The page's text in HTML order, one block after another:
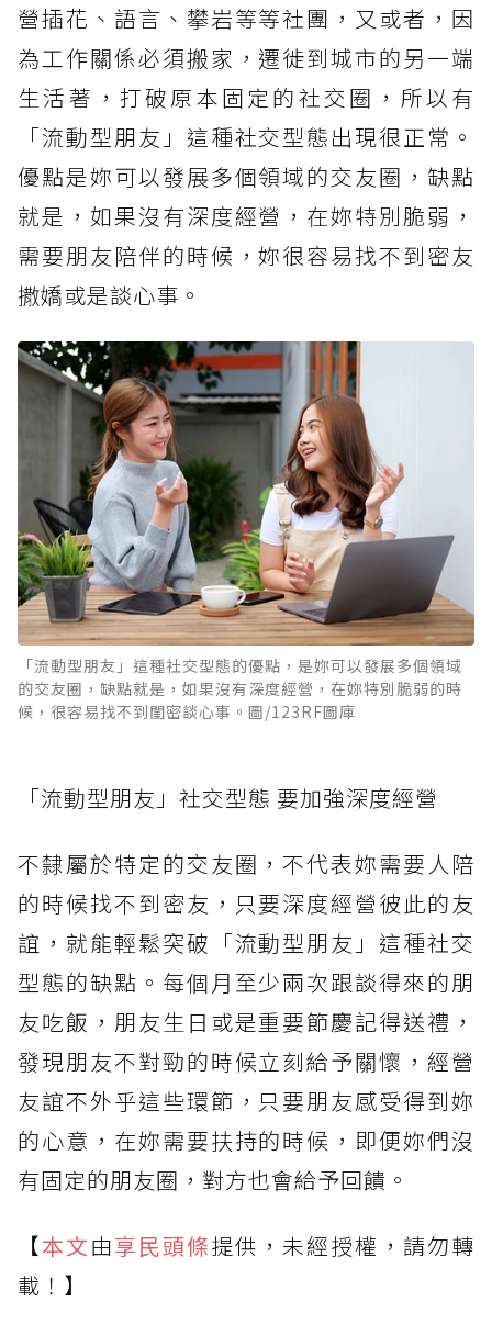
營插花、語言、攀岩等等社團，又或者，因
為工作關係必須搬家，遷徙到城市的另一端
生活著，打破原本固定的社交圈，所以有
「流動型朋友」這種社交型態出現很正常。
優點是妳可以發展多個領域的交友圈，缺點
就是，如果沒有深度經營，在妳特別脆弱，
需要朋友陪伴的時候，妳很容易找不到密友
撒嬌或是談心事。
「流動型朋友」這種社交型態的優點，是妳可以發展多個領域
的交友圈，缺點就是，如果沒有深度經營，在妳特別脆弱的時
候，很容易找不到閨密談心事。圖/123RF圖庫
「流動型朋友」社交型態 要加強深度經營
不隸屬於特定的交友圈，不代表妳需要人陪
的時候找不到密友，只要深度經營彼此的友
誼，就能輕鬆突破「流動型朋友」這種社交
型態的缺點。每個月至少兩次跟談得來的朋
友吃飯，朋友生日或是重要節慶記得送禮，
發現朋友不對勁的時候立刻給予關懷，經營
友誼不外乎這些環節，只要朋友感受得到妳
的心意，在妳需要扶持的時候，即便妳們沒
有固定的朋友圈，對方也會給予回饋。
【本文由享民頭條提供，未經授權，請勿轉
載！】